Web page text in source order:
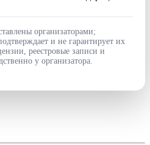
организаторами;
и не гарантирует их
реестровые записи и
у организатора.